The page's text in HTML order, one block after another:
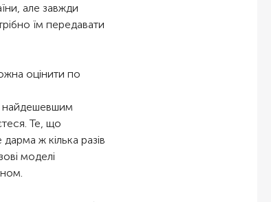
але завжди
їм передавати
оцінити по
Те, що
ж кілька разів
моделі